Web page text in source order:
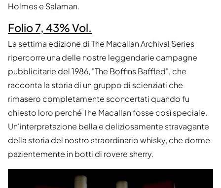
Holmes e Salaman.
Folio 7, 43% Vol.
La settima edizione di The Macallan Archival Series
ripercorre una delle nostre leggendarie campagne
pubblicitarie del 1986, "The Boffins Baffled", che
racconta la storia di un gruppo di scienziati che
rimasero completamente sconcertati quando fu
chiesto loro perché The Macallan fosse così speciale.
Un'interpretazione bella e deliziosamente stravagante
della storia del nostro straordinario whisky, che dorme
pazientemente in botti di rovere sherry.